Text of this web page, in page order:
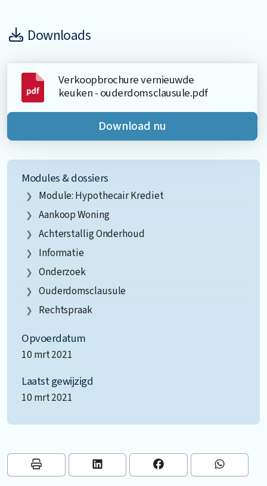
Downloads
Verkoopbrochure vernieuwde
keuken - ouderdomsclausule.pdf
Download nu
Modules & dossiers
Module: Hypothecair Krediet
Aankoop Woning
Achterstallig Onderhoud
Informatie
Onderzoek
Ouderdomsclausule
Rechtspraak
Opvoerdatum
10 mrt 2021
Laatst gewijzigd
10 mrt 2021